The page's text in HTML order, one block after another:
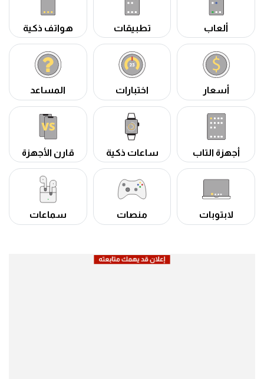
ألعاب تطبيقات هواتف ذكية
أسعار اختبارات المساعد
أجهزة التاب ساعات ذكية قارن الأجهزة
لابتوبات منصات سماعات